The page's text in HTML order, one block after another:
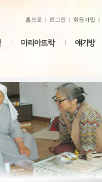
홈으로 | 로그인 | 회원가입 |